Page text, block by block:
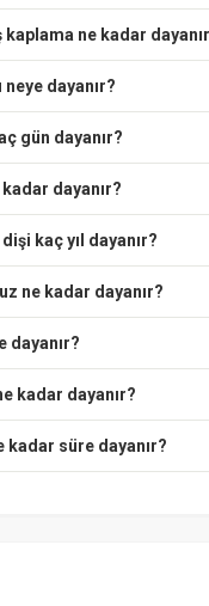
ne kadar
dayanır?
gün dayanır?
dayanır?
kaç yıl dayanır?
ne kadar dayanır?
dayanır?
kadar dayanır?
kadar süre dayanır?